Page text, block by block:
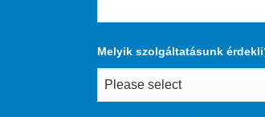
Melyik szolgáltatásunk